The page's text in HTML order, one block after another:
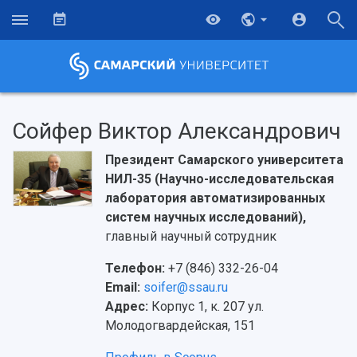
Сойфер Виктор Александрович
Президент Самарского университета
НИЛ-35 (Научно-исследовательская
лаборатория автоматизированных
систем научных исследований),
главный научный сотрудник
Телефон: +7 (846) 332-26-04
Email: soifer@ssau.ru
Адрес: Корпус 1, к. 207 ул.
Молодогвардейская, 151